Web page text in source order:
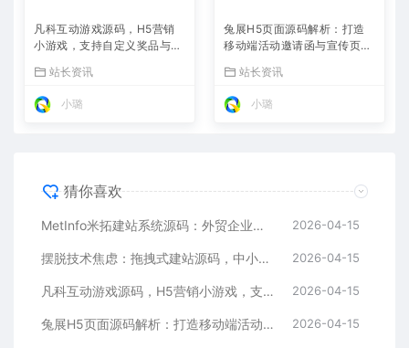
凡科互动游戏源码，H5营销
小游戏，支持自定义奖品与分
站长资讯
小璐
兔展H5页面源码解析：打造
移动端活动邀请函与宣传页的
站长资讯
小璐
猜你喜欢
MetInfo米拓建站系统源码：外贸企业官网的高性价比之选，内置SEO省心落地 2026-04-15
摆脱技术焦虑：拖拽式建站源码，中小企业的数字化捷径 2026-04-15
凡科互动游戏源码，H5营销小游戏，支持自定义奖品与分享 2026-04-15
兔展H5页面源码解析：打造移动端活动邀请函与宣传页的利器 2026-04-15